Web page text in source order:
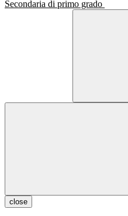
Secondaria di primo grado
close